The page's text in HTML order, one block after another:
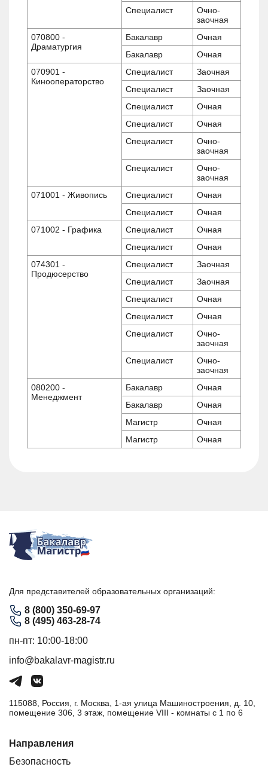
Специалист
Очно-
заочная
070800 -
Драматургия
Бакалавр
Очная
Бакалавр
Очная
070901 -
Кинооператорство
Специалист
Заочная
Специалист
Заочная
Специалист
Очная
Специалист
Очная
Специалист
Очно-
заочная
Специалист
Очно-
заочная
071001 - Живопись
Специалист
Очная
Специалист
Очная
071002 - Графика
Специалист
Очная
Специалист
Очная
074301 -
Продюсерство
Специалист
Заочная
Специалист
Заочная
Специалист
Очная
Специалист
Очная
Специалист
Очно-
заочная
Специалист
Очно-
заочная
080200 -
Менеджмент
Бакалавр
Очная
Бакалавр
Очная
Магистр
Очная
Магистр
Очная
Для представителей образовательных организаций:
8 (800) 350-69-97
8 (495) 463-28-74
пн-пт: 10:00-18:00
info@bakalavr-magistr.ru
115088, Россия, г. Москва, 1-ая улица Машиностроения, д. 10,
помещение 306, 3 этаж, помещение VIII - комнаты с 1 по 6
Направления
Безопасность